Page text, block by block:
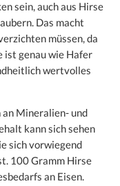
sein, auch aus Hirse
Das macht
müssen, da
ist genau wie Hafer
wertvolles
an Mineralien- und
kann sich sehen
sich vorwiegend
100 Gramm Hirse
an Eisen.